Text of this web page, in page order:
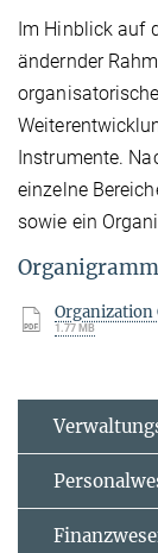
Im Hinblick auf
ändernder
Instrumente.
einzelne
sowie ein
1.77 MB